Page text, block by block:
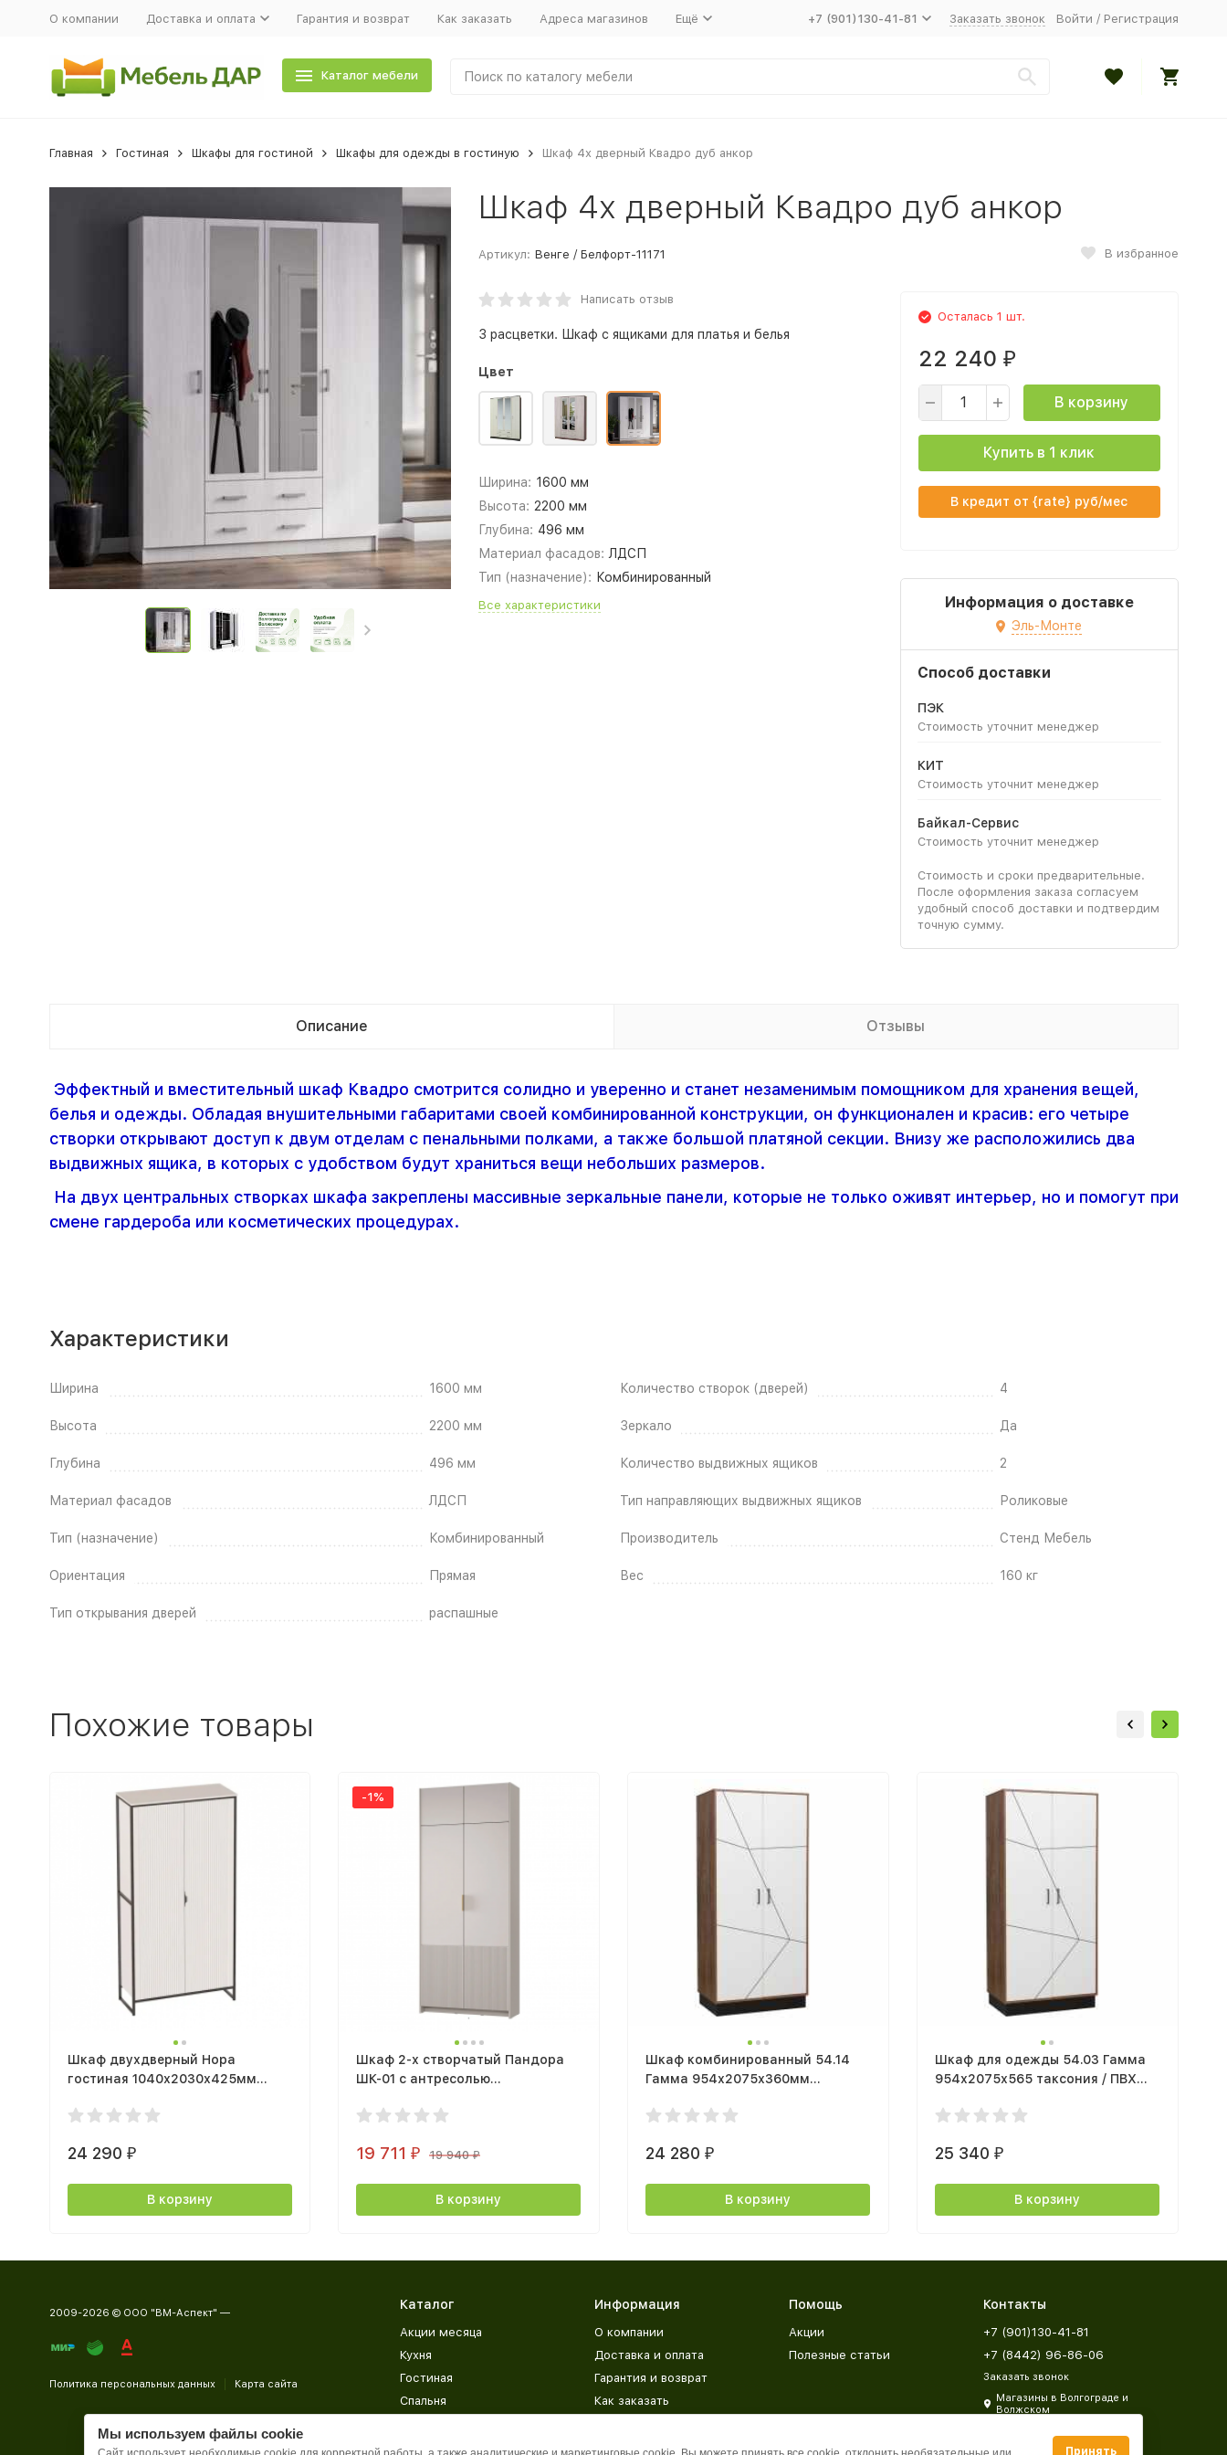
О компании Доставка и оплата Гарантия и возврат Как заказать Адреса магазинов Ещё +7 (901)130-41-81 Заказать звонок Войти / Регистрация
Каталог мебели
Главная Гостиная Шкафы для гостиной Шкафы для одежды в гостиную Шкаф 4х дверный Квадро дуб анкор
Шкаф 4х дверный Квадро дуб анкор
Артикул: Венге / Белфорт-11171 В избранное
Написать отзыв
3 расцветки. Шкаф с ящиками для платья и белья
Цвет
Ширина: 1600 мм
Высота: 2200 мм
Глубина: 496 мм
Материал фасадов: ЛДСП
Тип (назначение): Комбинированный
Все характеристики
Осталась 1 шт.
22 240 ₽
В корзину
Купить в 1 клик
В кредит от {rate} руб/мес
Информация о доставке
Эль-Монте
Способ доставки
ПЭК
Стоимость уточнит менеджер
КИТ
Стоимость уточнит менеджер
Байкал-Сервис
Стоимость уточнит менеджер
Стоимость и сроки предварительные.
После оформления заказа согласуем
удобный способ доставки и подтвердим
точную сумму.
Описание Отзывы
Эффектный и вместительный шкаф Квадро смотрится солидно и уверенно и станет незаменимым помощником для хранения вещей,
белья и одежды. Обладая внушительными габаритами своей комбинированной конструкции, он функционален и красив: его четыре
створки открывают доступ к двум отделам с пенальными полками, а также большой платяной секции. Внизу же расположились два
выдвижных ящика, в которых с удобством будут храниться вещи небольших размеров.
На двух центральных створках шкафа закреплены массивные зеркальные панели, которые не только оживят интерьер, но и помогут при
смене гардероба или косметических процедурах.
Характеристики
Ширина 1600 мм
Высота 2200 мм
Глубина 496 мм
Материал фасадов ЛДСП
Тип (назначение) Комбинированный
Ориентация Прямая
Тип открывания дверей распашные
Количество створок (дверей) 4
Зеркало Да
Количество выдвижных ящиков 2
Тип направляющих выдвижных ящиков Роликовые
Производитель Стенд Мебель
Вес 160 кг
Похожие товары
Шкаф двухдверный Нора
гостиная 1040х2030х425мм
24 290 ₽
В корзину
-1%
Шкаф 2-х створчатый Пандора
ШК-01 с антресолью
мдф айриш MF03
19 711₽ 19 940₽
В корзину
Шкаф комбинированный 54.14
Гамма 954х2075х360мм
24 280 ₽
В корзину
Шкаф для одежды 54.03 Гамма
954х2075х565 таксония / ПВХ
25 340 ₽
В корзину
2009-2026 © ООО "ВМ-Аспект" —
Политика персональных данных Карта сайта
Каталог
Акции месяца
Кухня
Гостиная
Спальня
Прихожая
Информация
О компании
Доставка и оплата
Гарантия и возврат
Как заказать
База знаний
Помощь
Акции
Полезные статьи
Контакты
+7 (901)130-41-81
+7 (8442) 96-86-06
Заказать звонок
Магазины в Волгограде и
Волжском
Мы используем файлы cookie
Принять